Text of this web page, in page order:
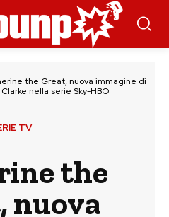
the Great, nuova immagine di
nella serie Sky-HBO
TV
the
nuova